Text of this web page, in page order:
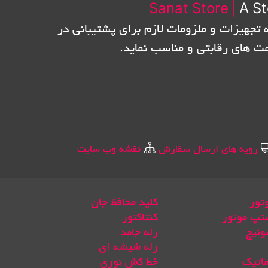
Sanat Store
A
و ملزومات لازم برای پشتیبانی در
های رقابتی و مناسب نماید.
رویه های ارسال سفارش نقشه وب سایت
موتور
کلید محافظ جان
کنتاکتور
رله جامد
رله شیشه ای
خط کش نوری